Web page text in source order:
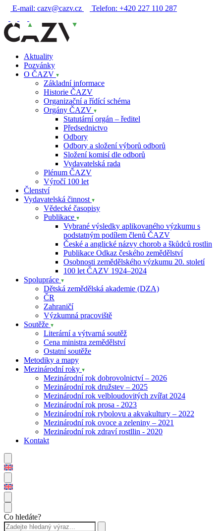
E-mail: cazv@cazv.cz Telefon: +420 227 110 287
Aktuality
Pozvánky
O ČAZV
Základní informace
Historie ČAZV
Organizační a řídící schéma
Orgány ČAZV
Statutární orgán – ředitel
Předsednictvo
Odbory
Odbory a složení výborů odborů
Složení komisí dle odborů
Vydavatelská rada
Plénum ČAZV
Výročí 100 let
Členství
Vydavatelská činnost
Vědecké časopisy
Publikace
Vybrané výsledky aplikovaného výzkumu s
podstatným podílem členů ČAZV
České a anglické názvy chorob a škůdců rostlin
Publikace Odkaz českého zemědělství
Osobnosti zemědělského výzkumu 20. století
100 let ČAZV 1924–2024
Spolupráce
Dětská zemědělská akademie (DZA)
ČR
Zahraničí
Výzkumná pracoviště
Soutěže
Literární a výtvarná soutěž
Cena ministra zemědělství
Ostatní soutěže
Metodiky a mapy
Mezinárodní roky
Mezinárodní rok dobrovolnictví – 2026
Mezinárodní rok družstev – 2025
Mezinárodní rok velbloudovitých zvířat 2024
Mezinárodní rok prosa - 2023
Mezinárodní rok rybolovu a akvakultury – 2022
Mezinárodní rok ovoce a zeleniny – 2021
Mezinárodní rok zdraví rostllin - 2020
Kontakt
Co hledáte?